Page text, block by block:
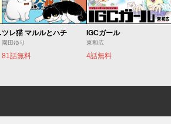
けど、残った人たち大丈夫？～ツレ猫 マルルとハチ
園田ゆり
81話無料
IGCガール
東和広
4話無料